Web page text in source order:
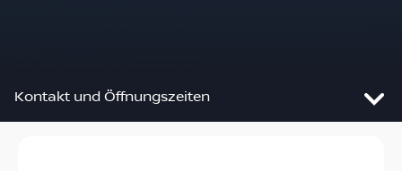
Kontakt und Öffnungszeiten